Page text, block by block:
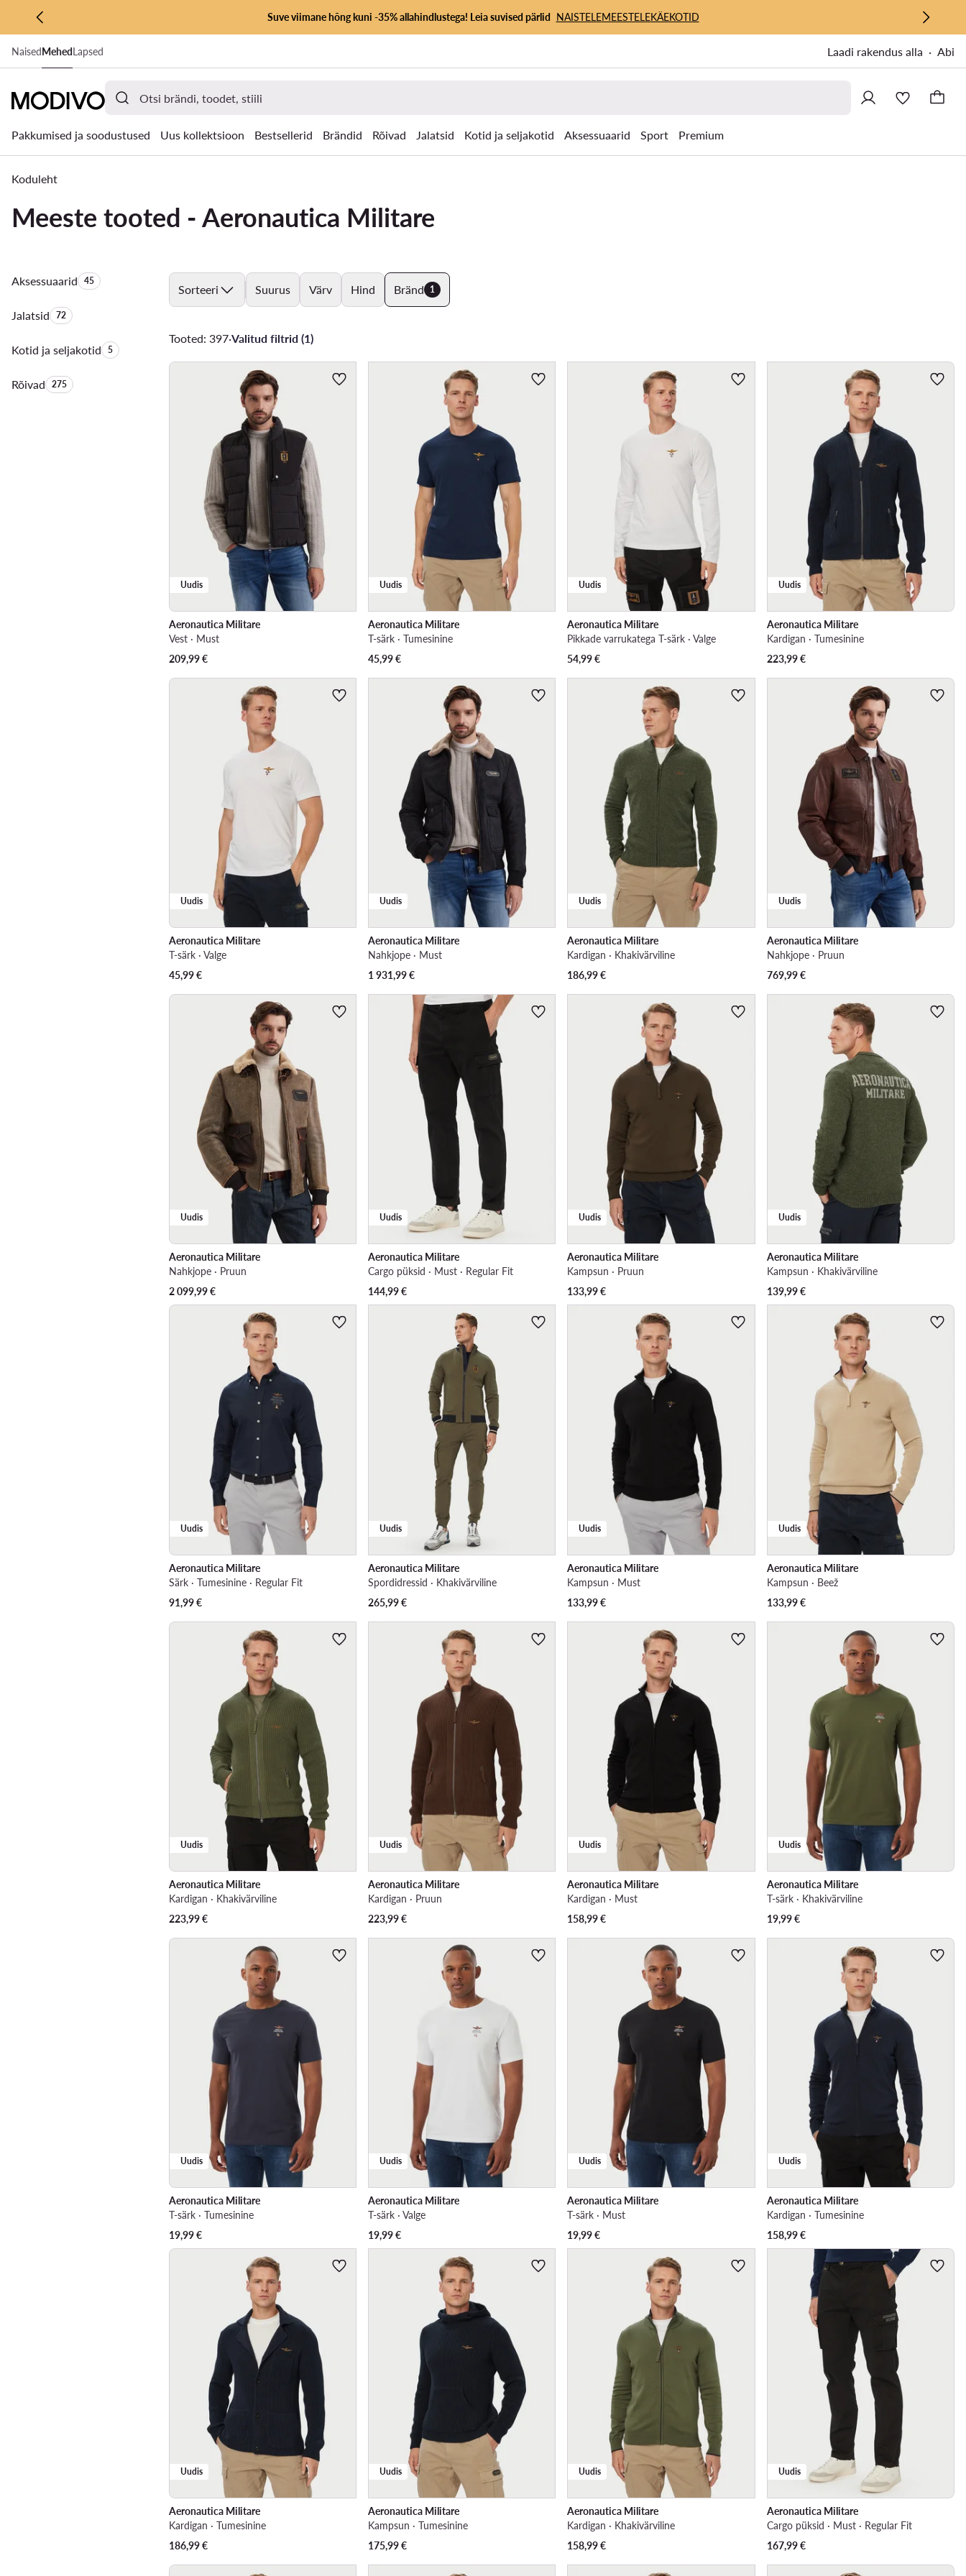
LIIGU PÕHISISU JUURDE
MINE OTSINGUSSE
Suve viimane hõng kuni -35% allahindlustega! Leia suvised pärlid NAISTELEMEESTELEKÄEKOTID
NaisedMehedLapsed Laadi rakendus alla Abi
Pakkumised ja soodustused Uus kollektsioon Bestsellerid Brändid Rõivad Jalatsid Kotid ja seljakotid Aksessuaarid Sport Premium
Koduleht
Meeste tooted - Aeronautica Militare
AksessuaaridToodete arv:
45
JalatsidToodete arv:
72
Kotid ja seljakotidToodete arv:
5
RõivadToodete arv:
275
Sorteeri Suurus Värv Hind Bränd 1
Tooted: 397·Valitud filtrid (1)
Uudis
Aeronautica Militare
Vest · Must
209,99€
Uudis
Aeronautica Militare
T-särk · Tumesinine
45,99€
Uudis
Aeronautica Militare
Pikkade varrukatega T-särk · Valge
54,99€
Uudis
Aeronautica Militare
Kardigan · Tumesinine
223,99€
Uudis
Aeronautica Militare
T-särk · Valge
45,99€
Uudis
Aeronautica Militare
Nahkjope · Must
1 931,99€
Uudis
Aeronautica Militare
Kardigan · Khakivärviline
186,99€
Uudis
Aeronautica Militare
Nahkjope · Pruun
769,99€
Uudis
Aeronautica Militare
Nahkjope · Pruun
2 099,99€
Uudis
Aeronautica Militare
Cargo püksid · Must · Regular Fit
144,99€
Uudis
Aeronautica Militare
Kampsun · Pruun
133,99€
Uudis
Aeronautica Militare
Kampsun · Khakivärviline
139,99€
Uudis
Aeronautica Militare
Särk · Tumesinine · Regular Fit
91,99€
Uudis
Aeronautica Militare
Spordidressid · Khakivärviline
265,99€
Uudis
Aeronautica Militare
Kampsun · Must
133,99€
Uudis
Aeronautica Militare
Kampsun · Beež
133,99€
Uudis
Aeronautica Militare
Kardigan · Khakivärviline
223,99€
Uudis
Aeronautica Militare
Kardigan · Pruun
223,99€
Uudis
Aeronautica Militare
Kardigan · Must
158,99€
Uudis
Aeronautica Militare
T-särk · Khakivärviline
19,99€
Uudis
Aeronautica Militare
T-särk · Tumesinine
19,99€
Uudis
Aeronautica Militare
T-särk · Valge
19,99€
Uudis
Aeronautica Militare
T-särk · Must
19,99€
Uudis
Aeronautica Militare
Kardigan · Tumesinine
158,99€
Uudis
Aeronautica Militare
Kardigan · Tumesinine
186,99€
Uudis
Aeronautica Militare
Kampsun · Tumesinine
175,99€
Uudis
Aeronautica Militare
Kardigan · Khakivärviline
158,99€
Uudis
Aeronautica Militare
Cargo püksid · Must · Regular Fit
167,99€